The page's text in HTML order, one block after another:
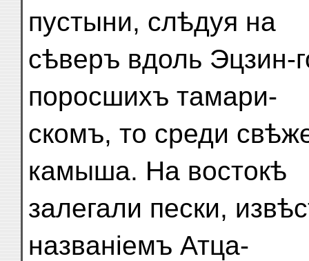
пустыни, слѣдуя на
сѣверъ вдоль Эцзин-
поросшихъ тамари-
скомъ, то среди
камыша. На востокѣ
залегали пески,
названіемъ Атца-